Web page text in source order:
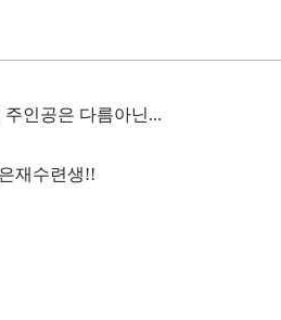
주인공은 다름아닌...
재수련생!!